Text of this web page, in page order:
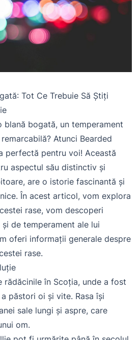
Tot Ce Trebuie Să Știți
blană bogată, un temperament
Atunci Bearded
perfectă pentru voi! Această
aspectul său distinctiv și
are o istorie fascinantă și
În acest articol, vom explora
rase, vom descoperi
de temperament ale lui
oferi informații generale despre
rase.
rădăcinile în Scoția, unde a fost
păstori oi și vite. Rasa își
sale lungi și aspre, care
om.